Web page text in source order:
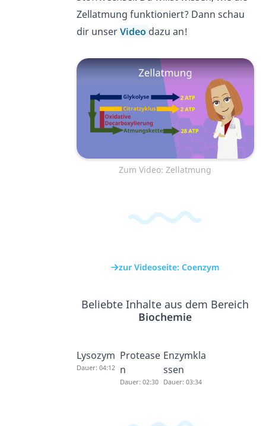
Zellatmung funktioniert? Dann schau
dir unserVideo dazu an!
Zum Video: Zellatmung
zur Videoseite: Coenzym
Beliebte Inhalte aus dem Bereich
Biochemie
Lysozym
Dauer: 04:12
Protease
n
Dauer: 02:30
Enzymkla
ssen
Dauer: 03:34